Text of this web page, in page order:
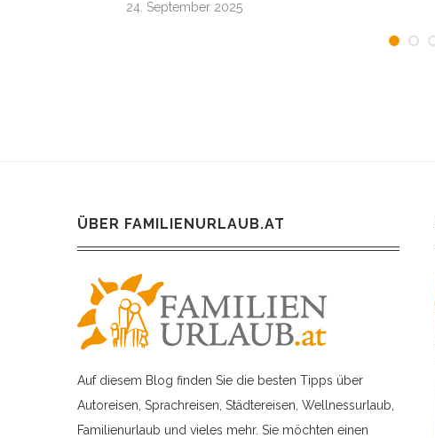
24. September 2025
ÜBER FAMILIENURLAUB.AT
Auf diesem Blog finden Sie die besten Tipps über
Autoreisen, Sprachreisen, Städtereisen, Wellnessurlaub,
Familienurlaub und vieles mehr. Sie möchten einen